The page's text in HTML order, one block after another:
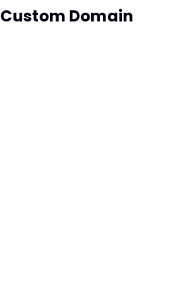
Custom Domain